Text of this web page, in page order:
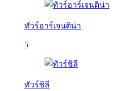
ทัวร์อาร์เจนติน่า
5
ทัวร์ชิลี